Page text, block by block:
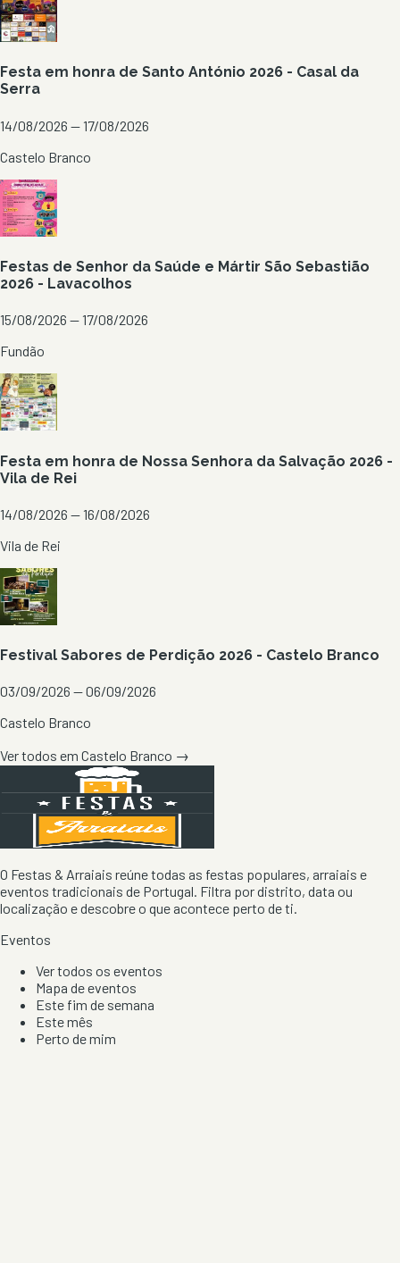
Festa em honra de Santo António 2026 - Casal da
Serra
14/08/2026 — 17/08/2026
Castelo Branco
Festas de Senhor da Saúde e Mártir São Sebastião
2026 - Lavacolhos
15/08/2026 — 17/08/2026
Fundão
Festa em honra de Nossa Senhora da Salvação 2026 -
Vila de Rei
14/08/2026 — 16/08/2026
Vila de Rei
Festival Sabores de Perdição 2026 - Castelo Branco
03/09/2026 — 06/09/2026
Castelo Branco
Ver todos em Castelo Branco →
O Festas & Arraiais reúne todas as festas populares, arraiais e
eventos tradicionais de Portugal. Filtra por distrito, data ou
localização e descobre o que acontece perto de ti.
Eventos
Ver todos os eventos
Mapa de eventos
Este fim de semana
Este mês
Perto de mim